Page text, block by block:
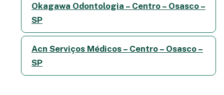
Okagawa Odontologia – Centro – Osasco –
SP
Acn Serviços Médicos – Centro – Osasco –
SP